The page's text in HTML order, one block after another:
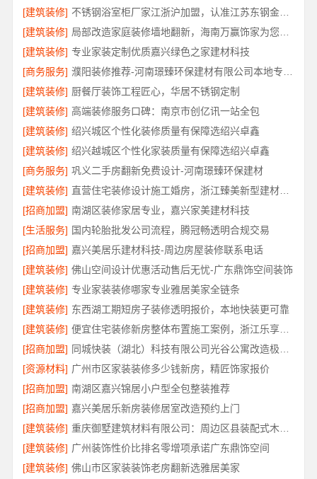
[建筑装修]
不锈钢浴室柜厂家江浙沪加盟，认准江苏东钢金属科技有限公司
[建筑装修]
[建筑装修] 专业家装定制优质嘉兴绿色之家建材科技
[商务服务]
[建筑装修] 厨餐厅装饰工程匠心，华居不锈钢定制
[建筑装修] 高端装修服务口碑：南京市创亿讯一站全包
[建筑装修] 绍兴城区个性化装修质量有保障选绍兴卓鑫
[建筑装修] 绍兴越城区个性化家装质量有保障选绍兴卓鑫
[商务服务] 巩义二手房翻新免费设计-河南璟臻环保建材
[建筑装修]
直营住宅装修设计施工婚房，浙江臻美新型建材有限公司打造爱巢
[招商加盟] 南湖区装修家居专业，嘉兴家美建材科技
[生活服务] 国内轮胎批发公司流程，腾冠畅透明合规交易
[招商加盟] 嘉兴美居乐建材科技-周边房屋装修联系电话
[建筑装修] 佛山空间设计优惠活动售后无忧-广东鼎饰空间装饰
[建筑装修] 专业家装装修哪家专业雅居美家全链条
[建筑装修] 东西湖工期短房子装修透明报价，本地快装更可靠
[建筑装修]
便宜住宅装修新房整体布置施工案例，浙江乐享新材料有限公司
[招商加盟]
[资源材料] 广州市区家装装修多少钱新房，精匠饰家报价
[招商加盟] 南湖区嘉兴锦居小户型全包整装推荐
[招商加盟] 嘉兴美居乐新房装修居室改造预约上门
[建筑装修]
[建筑装修] 广州装饰性价比排名零增项承诺广东鼎饰空间
[建筑装修] 佛山市区家装装饰老房翻新选雅居美家